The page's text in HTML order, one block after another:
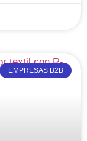
EMPRESAS B2B